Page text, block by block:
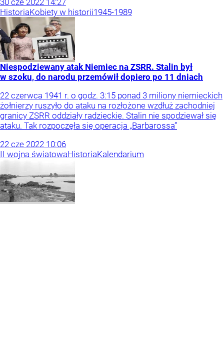
30 cze 2022 14:27
HistoriaKobiety w historii1945-1989
Niespodziewany atak Niemiec na ZSRR. Stalin był
w szoku, do narodu przemówił dopiero po 11 dniach
22 czerwca 1941 r. o godz. 3:15 ponad 3 miliony niemieckich
żołnierzy ruszyło do ataku na rozłożone wzdłuż zachodniej
granicy ZSRR oddziały radzieckie. Stalin nie spodziewał się
ataku. Tak rozpoczęła się operacja „Barbarossa”
22 cze 2022 10:06
II wojna światowaHistoriaKalendarium